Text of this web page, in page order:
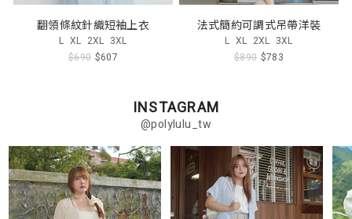
翻領條紋針織短袖上衣
L XL 2XL 3XL
$690 $607
法式簡約可調式吊帶洋裝
L XL 2XL 3XL
$890 $783
INSTAGRAM
@polylulu_tw